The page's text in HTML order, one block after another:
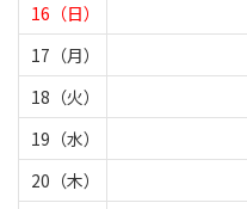
16（日）
17（月）
18（火）
19（水）
20（木）